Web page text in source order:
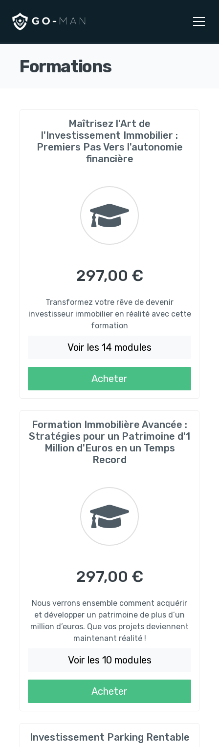
Formations
Maîtrisez l'Art de
l'Investissement Immobilier :
Premiers Pas Vers l'autonomie
financière
297,00 €
Transformez votre rêve de devenir
investisseur immobilier en réalité avec cette
formation
Voir les 14 modules
Acheter
Formation Immobilière Avancée :
Stratégies pour un Patrimoine d'1
Million d'Euros en un Temps
Record
297,00 €
Nous verrons ensemble comment acquérir
et développer un patrimoine de plus d’un
million d’euros. Que vos projets deviennent
maintenant réalité !
Voir les 10 modules
Acheter
Investissement Parking Rentable